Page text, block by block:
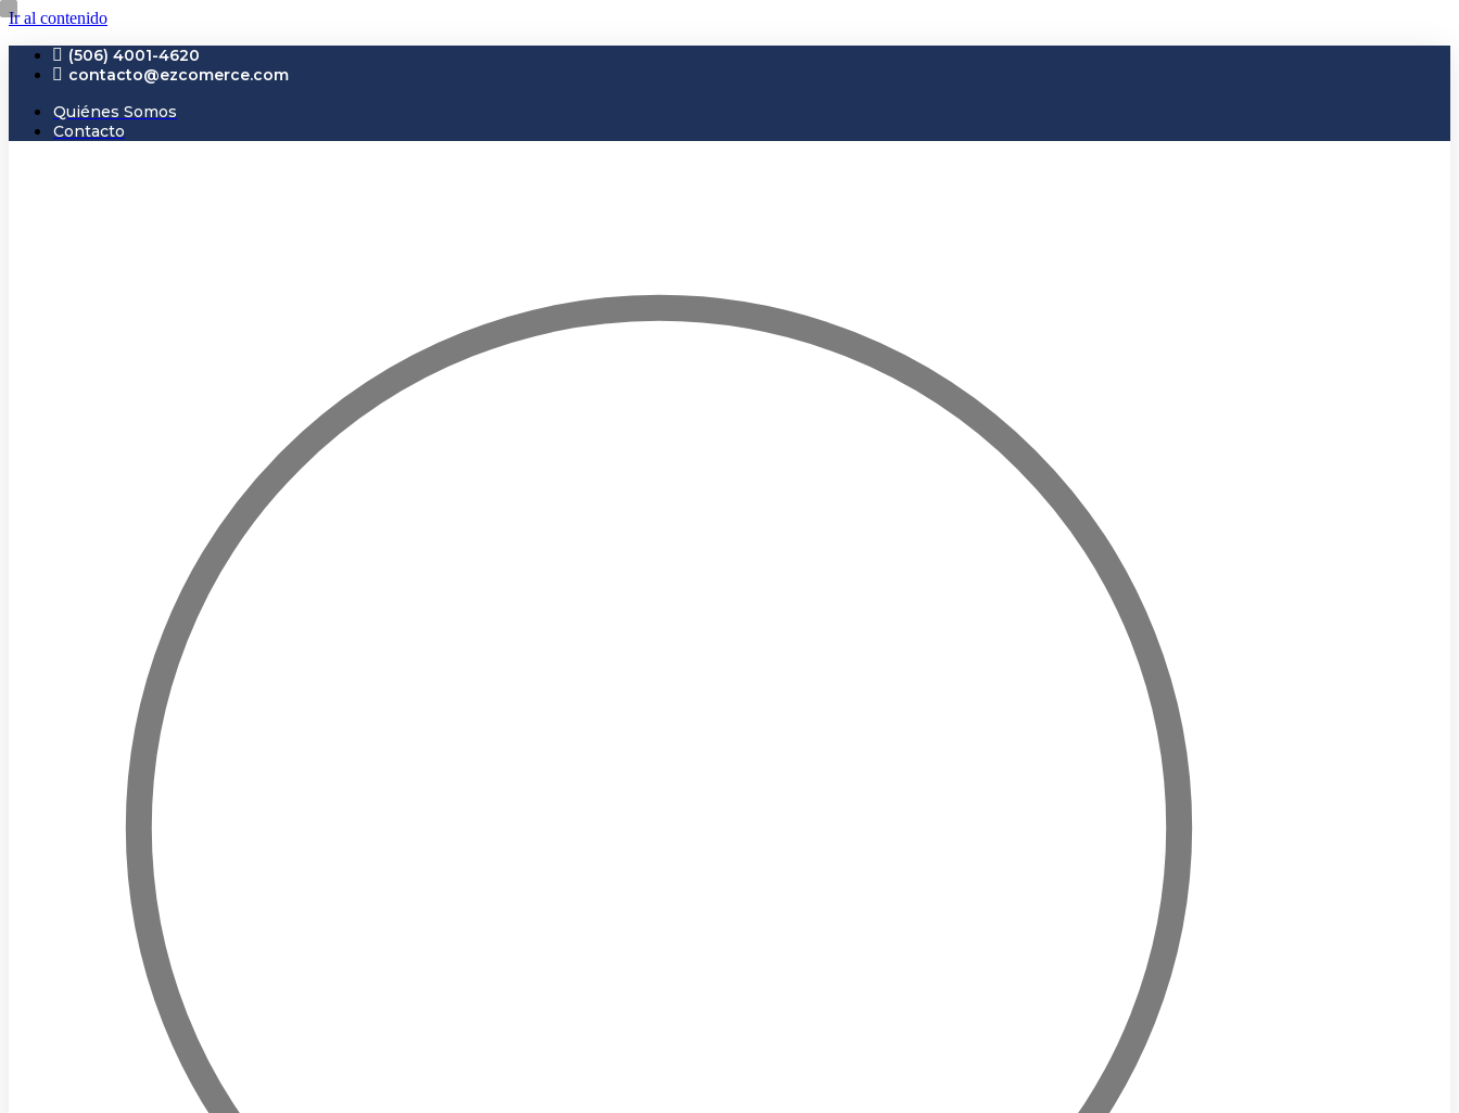
Ir al contenido
(506) 4001-4620
contacto@ezcomerce.com
Quiénes Somos
Contacto